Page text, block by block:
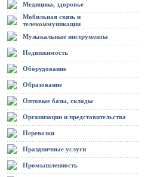
Медицина, здоровье
Мобильная связь и
телекоммуникации
Музыкальные инструменты
Недвижимость
Оборудование
Образование
Оптовые базы, склады
Организации и представительства
Перевозки
Праздничные услуги
Промышленность